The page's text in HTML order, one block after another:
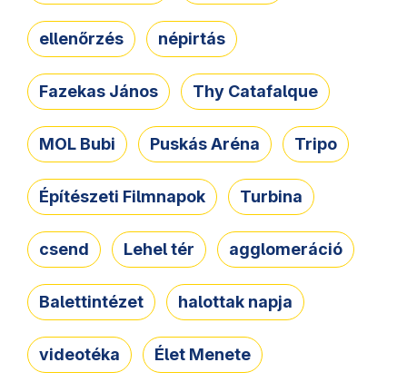
ellenőrzés népirtás
Fazekas János Thy Catafalque
MOL Bubi Puskás Aréna Tripo
Építészeti Filmnapok Turbina
csend Lehel tér agglomeráció
Balettintézet halottak napja
videotéka Élet Menete